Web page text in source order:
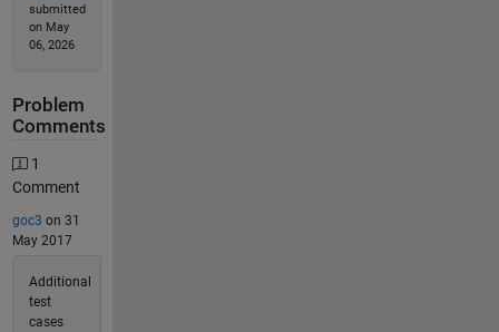
submitted
on May
06, 2026
Problem
Comments
1
Comment
goc3 on 31
May 2017
Additional
test
cases